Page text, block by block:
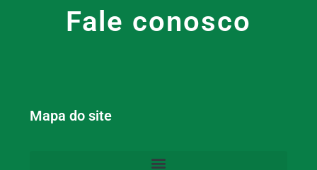
Fale conosco
Mapa do site